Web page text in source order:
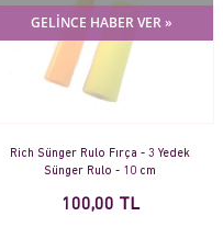
GELİNCE HABER VER »
Rich Sünger Rulo Fırça - 3 Yedek
Sünger Rulo - 10 cm
100,00 TL